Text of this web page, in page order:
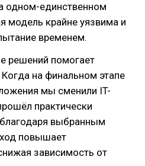
одном-единственном
модель крайне уязвима и
временем.
решений помогает
на финальном этапе
мы сменили IT-
практически
выбранным
повышает
зависимость от